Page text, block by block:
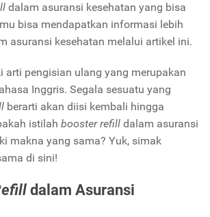
dalam asuransi kesehatan yang bisa
bisa mendapatkan informasi lebih
asuransi kesehatan melalui artikel ini.
arti pengisian ulang yang merupakan
Inggris. Segala sesuatu yang
berarti akan diisi kembali hingga
istilah booster refill dalam asuransi
makna yang sama? Yuk, simak
di sini!
dalam Asuransi